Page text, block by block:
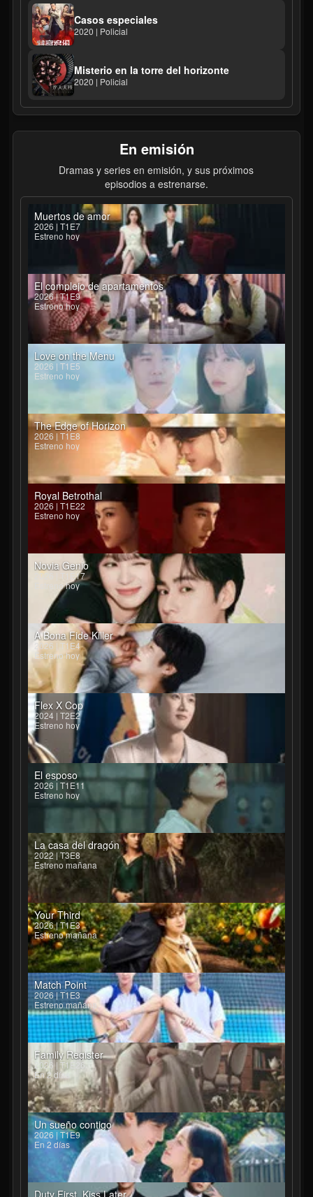
Casos especiales
2020 | Policial
Misterio en la torre del horizonte
2020 | Policial
En emisión
Dramas y series en emisión, y sus próximos
episodios a estrenarse.
Muertos de amor
2026 | T1E7
Estreno hoy
El complejo de apartamentos
2026 | T1E9
Estreno hoy
Love on the Menu
2026 | T1E5
Estreno hoy
The Edge of Horizon
2026 | T1E8
Estreno hoy
Royal Betrothal
2026 | T1E22
Estreno hoy
Novia Genio
2026 | T1E17
Estreno hoy
A Bona Fide Killer
2026 | T1E4
Estreno hoy
Flex X Cop
2024 | T2E2
Estreno hoy
El esposo
2026 | T1E11
Estreno hoy
La casa del dragón
2022 | T3E8
Estreno mañana
Your Third
2026 | T1E3
Estreno mañana
Match Point
2026 | T1E3
Estreno mañana
Family Register
2026 | T1E26
En 2 días
Un sueño contigo
2026 | T1E9
En 2 días
Duty First, Kiss Later